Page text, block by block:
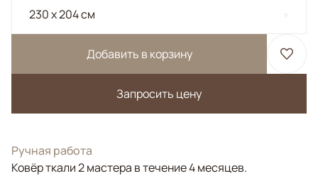
230 x 204 см
Добавить в корзину
Запросить цену
Ручная работа
Ковёр ткали 2 мастера в течение 4 месяцев.